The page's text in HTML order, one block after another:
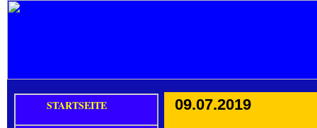
09.07.2019
STARTSEITE